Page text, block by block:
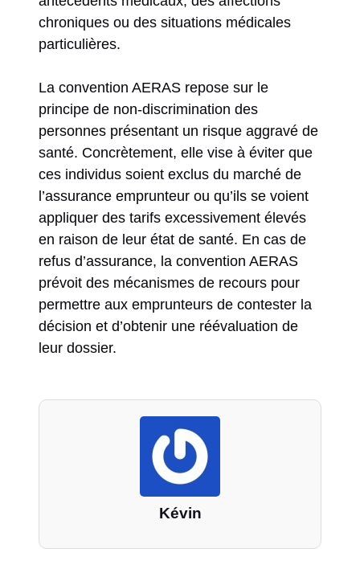
chroniques ou des situations médicales
particulières.
La convention AERAS repose sur le
principe de non-discrimination des
personnes présentant un risque aggravé de
santé. Concrètement, elle vise à éviter que
ces individus soient exclus du marché de
l’assurance emprunteur ou qu’ils se voient
appliquer des tarifs excessivement élevés
en raison de leur état de santé. En cas de
refus d’assurance, la convention AERAS
prévoit des mécanismes de recours pour
permettre aux emprunteurs de contester la
décision et d’obtenir une réévaluation de
leur dossier.
Kévin